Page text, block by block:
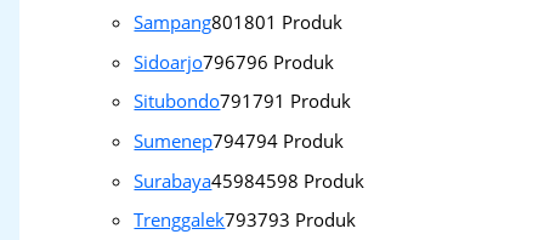
Sampang801801 Produk
Sidoarjo796796 Produk
Situbondo791791 Produk
Sumenep794794 Produk
Surabaya45984598 Produk
Trenggalek793793 Produk